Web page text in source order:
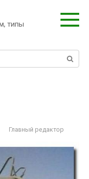
типы
Главный редактор